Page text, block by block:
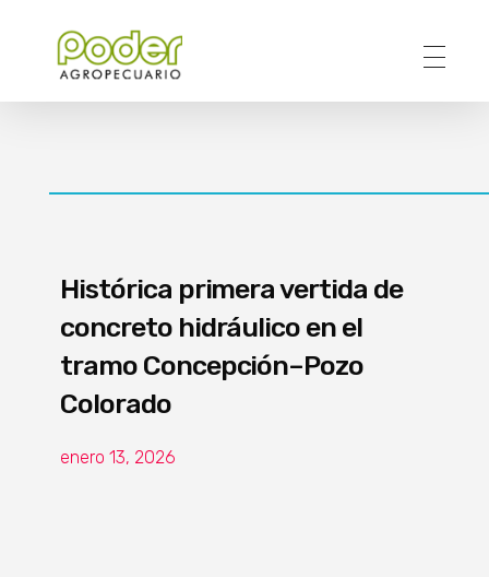
Histórica primera vertida de
concreto hidráulico en el
tramo Concepción–Pozo
Colorado
enero 13, 2026